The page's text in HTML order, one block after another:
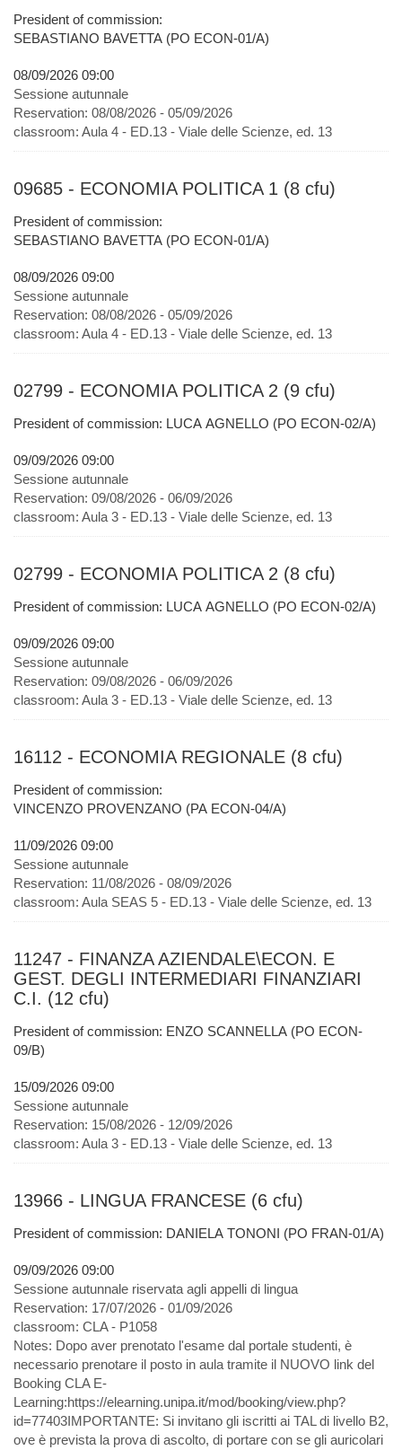
President of commission:
SEBASTIANO BAVETTA (PO ECON-01/A)
08/09/2026 09:00
Sessione autunnale
Reservation: 08/08/2026 - 05/09/2026
classroom: Aula 4 - ED.13 - Viale delle Scienze, ed. 13
09685 - ECONOMIA POLITICA 1 (8 cfu)
President of commission:
SEBASTIANO BAVETTA (PO ECON-01/A)
08/09/2026 09:00
Sessione autunnale
Reservation: 08/08/2026 - 05/09/2026
classroom: Aula 4 - ED.13 - Viale delle Scienze, ed. 13
02799 - ECONOMIA POLITICA 2 (9 cfu)
President of commission: LUCA AGNELLO (PO ECON-02/A)
09/09/2026 09:00
Sessione autunnale
Reservation: 09/08/2026 - 06/09/2026
classroom: Aula 3 - ED.13 - Viale delle Scienze, ed. 13
02799 - ECONOMIA POLITICA 2 (8 cfu)
President of commission: LUCA AGNELLO (PO ECON-02/A)
09/09/2026 09:00
Sessione autunnale
Reservation: 09/08/2026 - 06/09/2026
classroom: Aula 3 - ED.13 - Viale delle Scienze, ed. 13
16112 - ECONOMIA REGIONALE (8 cfu)
President of commission:
VINCENZO PROVENZANO (PA ECON-04/A)
11/09/2026 09:00
Sessione autunnale
Reservation: 11/08/2026 - 08/09/2026
classroom: Aula SEAS 5 - ED.13 - Viale delle Scienze, ed. 13
11247 - FINANZA AZIENDALE\ECON. E
GEST. DEGLI INTERMEDIARI FINANZIARI
C.I. (12 cfu)
President of commission: ENZO SCANNELLA (PO ECON-
09/B)
15/09/2026 09:00
Sessione autunnale
Reservation: 15/08/2026 - 12/09/2026
classroom: Aula 3 - ED.13 - Viale delle Scienze, ed. 13
13966 - LINGUA FRANCESE (6 cfu)
President of commission: DANIELA TONONI (PO FRAN-01/A)
09/09/2026 09:00
Sessione autunnale riservata agli appelli di lingua
Reservation: 17/07/2026 - 01/09/2026
classroom: CLA - P1058
Notes: Dopo aver prenotato l'esame dal portale studenti, è
necessario prenotare il posto in aula tramite il NUOVO link del
Booking CLA E-
Learning:https://elearning.unipa.it/mod/booking/view.php?
id=77403IMPORTANTE: Si invitano gli iscritti ai TAL di livello B2,
ove è prevista la prova di ascolto, di portare con se gli auricolari